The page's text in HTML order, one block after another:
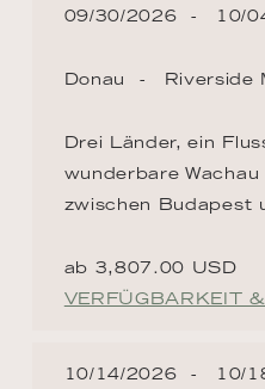
09/30/2026 10/
Donau Riverside
Drei Länder, ein
wunderbare Wachau
zwischen Budapest
ab 3,807.00 USD
VERFÜGBARKEIT
10/14/2026 10/